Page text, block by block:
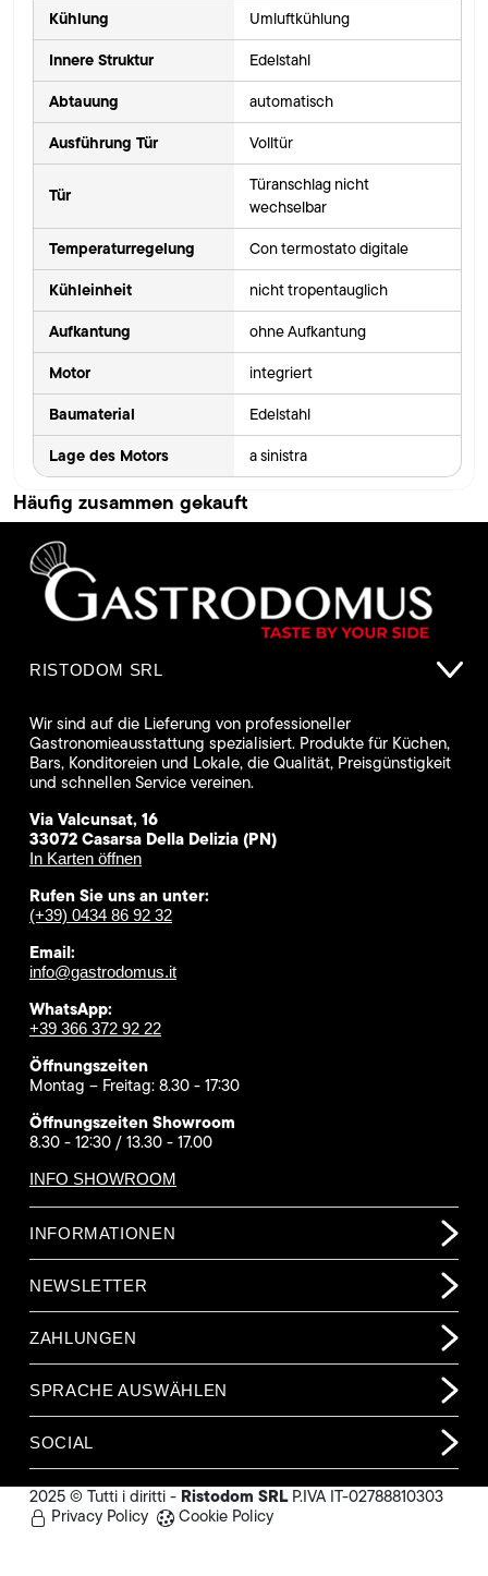
Kühlung Umluftkühlung
Innere Struktur Edelstahl
Abtauung automatisch
Ausführung Tür Volltür
Tür
Türanschlag nicht
wechselbar
Temperaturregelung Con termostato digitale
Kühleinheit nicht tropentauglich
Aufkantung ohne Aufkantung
Motor integriert
Baumaterial Edelstahl
Lage des Motors a sinistra
Häufig zusammen gekauft
RISTODOM SRL
Wir sind auf die Lieferung von professioneller
Gastronomieausstattung spezialisiert. Produkte für Küchen,
Bars, Konditoreien und Lokale, die Qualität, Preisgünstigkeit
und schnellen Service vereinen.
Via Valcunsat, 16
33072 Casarsa Della Delizia (PN)
In Karten öffnen
Rufen Sie uns an unter:
(+39) 0434 86 92 32
Email:
info@gastrodomus.it
WhatsApp:
+39 366 372 92 22
Öffnungszeiten
Montag – Freitag: 8.30 - 17:30
Öffnungszeiten Showroom
8.30 - 12:30 / 13.30 - 17.00
INFO SHOWROOM
INFORMATIONEN
NEWSLETTER
ZAHLUNGEN
SPRACHE AUSWÄHLEN
SOCIAL
2025 © Tutti i diritti - Ristodom SRLP.IVA IT-02788810303
Privacy Policy
Cookie Policy